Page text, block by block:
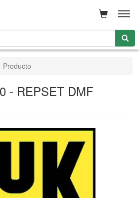
Producto
- REPSET DMF